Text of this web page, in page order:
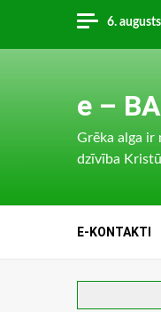
content
6.
e –
Grēka alga ir
dzīvība
E-KONTAKTI